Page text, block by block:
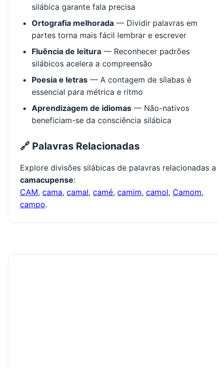
silábica garante fala precisa
Ortografia melhorada — Dividir palavras em
partes torna mais fácil lembrar e escrever
Fluência de leitura — Reconhecer padrões
silábicos acelera a compreensão
Poesia e letras — A contagem de sílabas é
essencial para métrica e ritmo
Aprendizagem de idiomas — Não-nativos
beneficiam-se da consciência silábica
🔗 Palavras Relacionadas
Explore divisões silábicas de palavras relacionadas a
camacupense:
CAM, cama, camal, camé, camim, camol, Camom,
campo.